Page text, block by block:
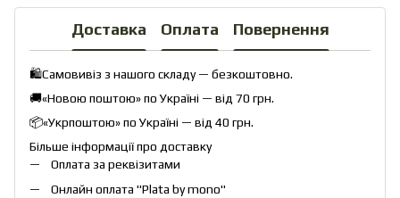
Доставка Оплата Повернення
🛍️Самовивіз з нашого складу — безкоштовно.
🚚«Новою поштою» по Україні — від 70 грн.
📦«Укрпоштою» по Україні — від 40 грн.
Більше інформації про доставку
Оплата за реквізитами
Онлайн оплата "Plata by mono"